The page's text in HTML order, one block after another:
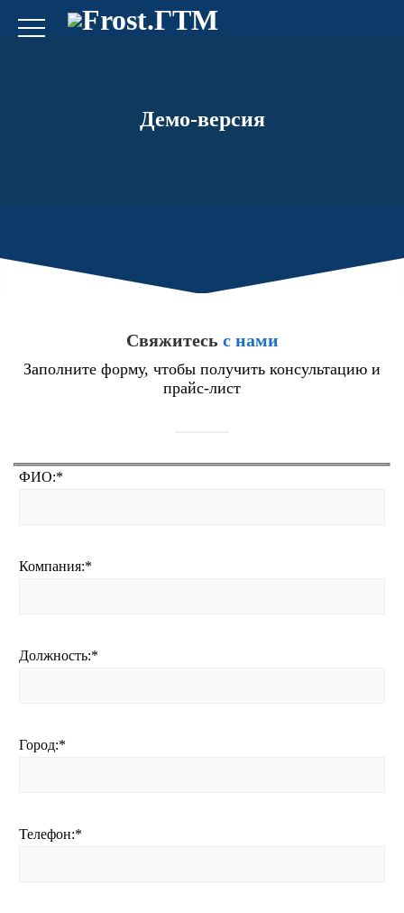
Демо-версия
Свяжитесь с нами
Заполните форму, чтобы получить консультацию и
прайс-лист
ФИО:*
Компания:*
Должность:*
Город:*
Телефон:*